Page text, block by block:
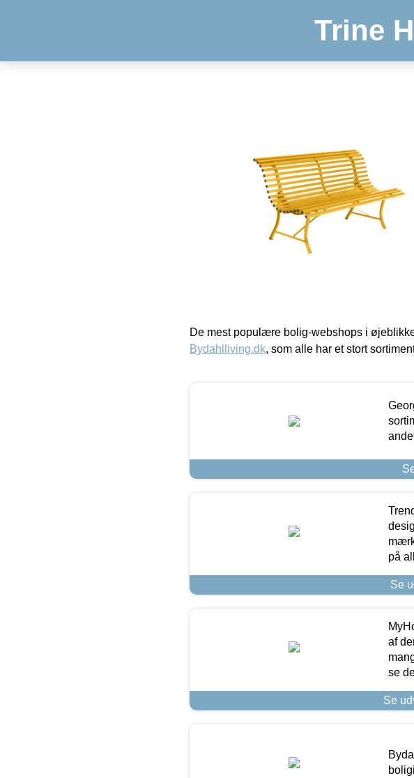
Trine
De mest populære bolig-webshops i
Bydahlliving.dk, som alle har et stort
på
Se
af
se
Se